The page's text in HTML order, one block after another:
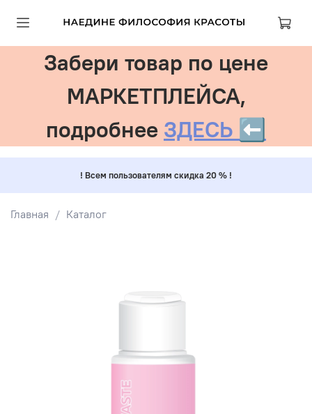
Забери товар по цене
МАРКЕТПЛЕЙСА,
подробнее ЗДЕСЬ ⬅️
! Всем пользователям скидка 20 % !
Главная Каталог